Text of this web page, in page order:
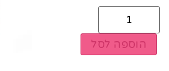
הוספה לסל